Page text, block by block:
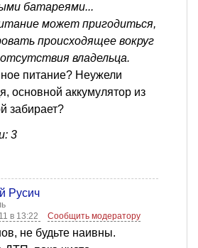
батареями...
может пригодиться,
происходящее вокруг
владельца.
питание? Неужели
основной аккумулятор из
забирает?
3
Русич
в 13:22
Сообщить модератору
не будьте наивны.